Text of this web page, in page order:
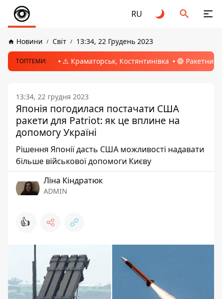
RU
Новини Світ 13:34, 22 Грудень 2023
ТОПТЕМИ: ⚠️ Краматорськ, Костянтинівка 🔴 Ракетний
13:34, 22 грудня 2023
Японія погодилася постачати США
ракети для Patriot: як це вплине на
допомогу Україні
Рішення Японії дасть США можливості надавати
більше військової допомоги Києву
Ліна Кіндратюк
ADMIN
👍